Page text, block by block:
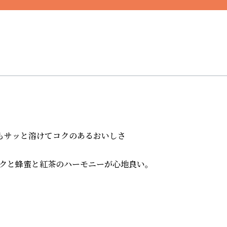
サッと溶けてコクのあるおいしさ
と蜂蜜と紅茶のハーモニーが心地良い。